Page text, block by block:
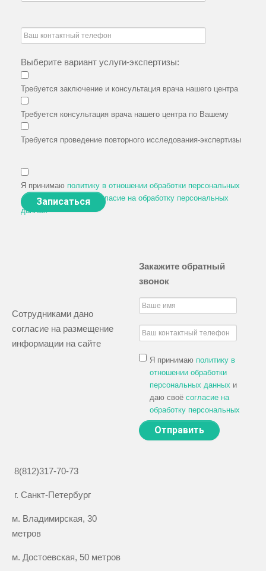
Выберите вариант услуги-экспертизы:
Требуется заключение и консультация врача нашего центра
по Вашему снимку из другой клиники
Требуется консультация врача нашего центра по Вашему
снимку и заключению из другой клиники
Требуется проведение повторного исследования-экспертизы
Я принимаю политику в отношении обработки персональных
данных и даю своё
согласие на обработку персональных
данных
Сотрудниками дано
согласие на размещение
информации на сайте
Закажите обратный
звонок
Я принимаю политику в
отношении обработки
персональных данных и
даю своё согласие на
обработку персональных
данных
8(812)317-70-73
г. Санкт-Петербург
м. Владимирская, 30
метров
м. Достоевская, 50 метров